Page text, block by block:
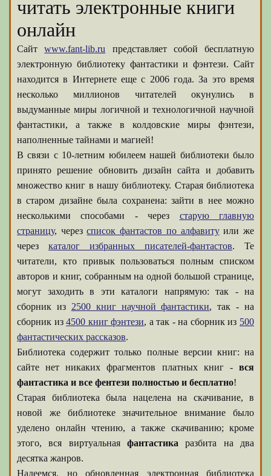
читать электронные книги
онлайн
Сайтwww.fant-lib.ru представляет собой бесплатную
электронную библиотеку фантастики и фэнтези. Сайт
находится в Интернете еще с 2006 года. За это время
несколько миллионов читателей окунулись в
выдуманные миры логичной и технологичной научной
фантастики, а также в колдовские миры фэнтези,
наполненные тайнами и магией!
В связи с 10-летним юбилеем нашей библиотеки было
принято решение обновить дизайн сайта и добавить
множество книг в нашу библиотеку. Старая библиотека
в старом дизайне была сохранена: зайти в нее можно
несколькими способами - через старую главную
страницу, черезсписок фантастов по алфавитуили же
через каталог избранных писателей-фантастов. Те
читатели, кто привык пользоваться полным списком
авторов и книг, собранным на одной большой странице,
могут заходить в эти каталоги напрямую: так - на
сборник из 2500 книг научной фантастики, так - на
сборник из4500 книг фэнтези, а так - на сборник из 500
фантастических рассказов.
Библиотека содержит только полные версии книг: на
сайте нет никаких фрагментов платных книг - вся
фантастика и все фентези полностью и бесплатно!
Старая библиотека была нацелена на скачивание, в
новой же библиотеке значительное внимание было
уделено онлайн чтению, а также скачиванию; кроме
этого, вся виртуальная фантастика разбита на два
десятка жанров.
Надеемся, но обновленная электронная библиотека